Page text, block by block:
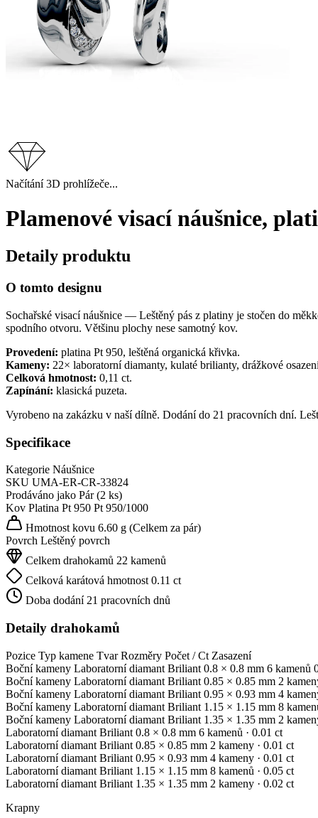
Načítání 3D prohlížeče...
Plamenové visací náušnice,
Detaily produktu
O tomto designu
Sochařské visací náušnice — Leštěný pás z platiny je stočen do
spodního otvoru. Většinu plochy nese samotný kov.
Provedení: platina Pt 950, leštěná organická křivka.
Kameny: 22× laboratorní diamanty, kulaté brilianty, drážkové
Celková hmotnost: 0,11 ct.
Zapínání: klasická puzeta.
Vyrobeno na zakázku v naší dílně. Dodání do 21 pracovních dní.
Specifikace
Kategorie Náušnice
SKU UMA-ER-CR-33824
Prodáváno jako Pár (2 ks)
Kov Platina Pt 950 Pt 950/1000
Hmotnost kovu 6.60 g (Celkem za pár)
Povrch Leštěný povrch
Celkem drahokamů 22 kamenů
Celková karátová hmotnost 0.11 ct
Doba dodání 21 pracovních dnů
Detaily drahokamů
Pozice Typ kamene Tvar Rozměry Počet / Ct Zasazení
Boční kameny Laboratorní diamant Briliant 0.8 × 0.8 mm 6 kamenů
Boční kameny Laboratorní diamant Briliant 0.85 × 0.85 mm 2
Boční kameny Laboratorní diamant Briliant 0.95 × 0.93 mm 4
Boční kameny Laboratorní diamant Briliant 1.15 × 1.15 mm 8
Boční kameny Laboratorní diamant Briliant 1.35 × 1.35 mm 2
Laboratorní diamant Briliant 0.8 × 0.8 mm 6 kamenů · 0.01 ct
Laboratorní diamant Briliant 0.85 × 0.85 mm 2 kameny · 0.01 ct
Laboratorní diamant Briliant 0.95 × 0.93 mm 4 kameny · 0.01 ct
Laboratorní diamant Briliant 1.15 × 1.15 mm 8 kamenů · 0.05 ct
Laboratorní diamant Briliant 1.35 × 1.35 mm 2 kameny · 0.02 ct
Krapny